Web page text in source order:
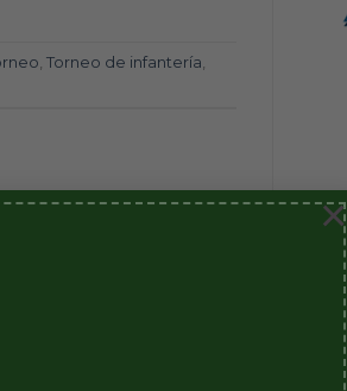
×
Torneo de infantería